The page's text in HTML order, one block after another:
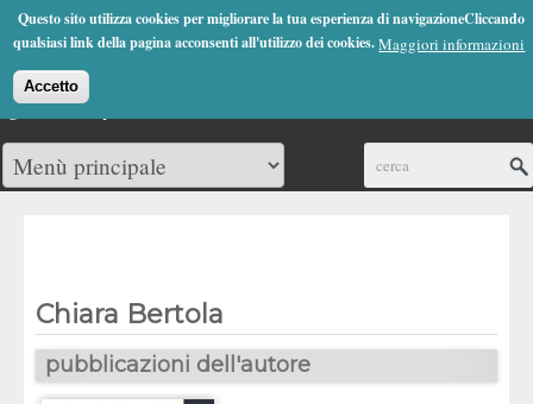
Questo sito utilizza cookies per migliorare la tua esperienza di navigazioneCliccando
qualsiasi link della pagina acconsenti all'utilizzo dei cookies.Maggiori informazioni
Accetto
Jump to Navigation
(0)
Chiara Bertola
pubblicazioni dell'autore